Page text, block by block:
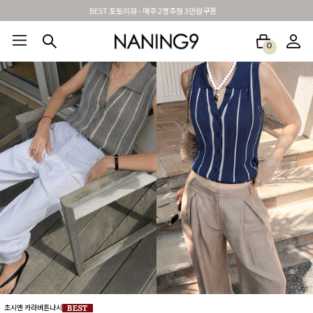
신규가입시 무료배송 + 2천원할인쿠폰
0
BEST100🤍 NEW5% 베스트재진행 썸머여행룩 아울렛 하객&모임룩
초시엔 카라버튼나시